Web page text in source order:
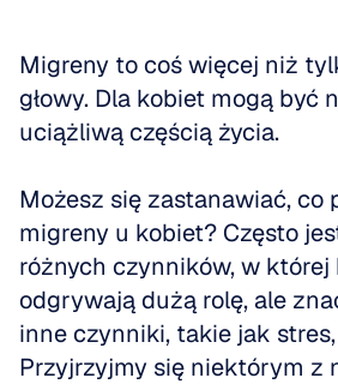
Migreny to coś więcej niż
głowy. Dla kobiet mogą być
uciążliwą częścią życia.
Możesz się zastanawiać, co
migreny u kobiet? Często
różnych czynników, w której
odgrywają dużą rolę, ale
inne czynniki, takie jak
Przyjrzyjmy się niektórym z